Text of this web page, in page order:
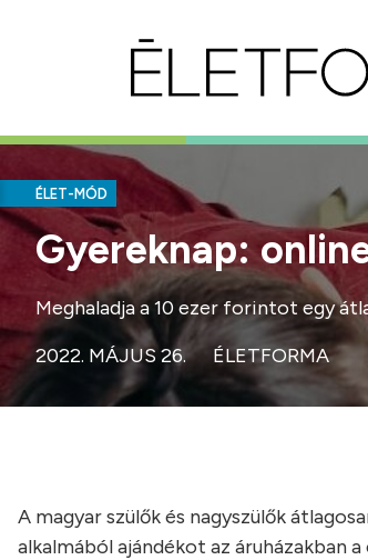
ÉLET-MÓD
Gyereknap:
Meghaladja a 10 ezer forintot egy
2022. MÁJUS 26.
ÉLETFORMA
A magyar szülők és nagyszülők
alkalmából ajándékot az áruházakban